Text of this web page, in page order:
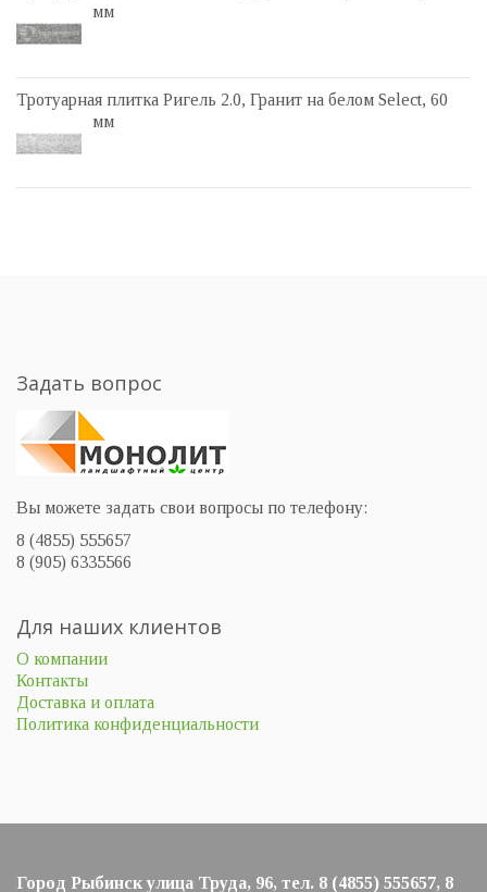
мм
Тротуарная плитка Ригель 2.0, Гранит на белом Select, 60
мм
Задать вопрос
Вы можете задать свои вопросы по телефону:
8 (4855) 555657
8 (905) 6335566
Для наших клиентов
О компании
Контакты
Доставка и оплата
Политика конфиденциальности
Город Рыбинск улица Труда, 96, тел. 8 (4855) 555657, 8